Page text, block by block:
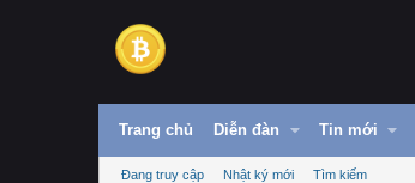
Trang chủ Diễn đàn Tin mới
Đang truy cập Nhật ký mới Tìm kiếm